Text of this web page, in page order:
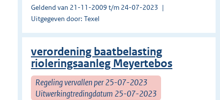
Geldend van 21-11-2009 t/m 24-07-2023
Uitgegeven door: Texel
verordening baatbelasting
rioleringsaanleg Meyertebos
Regeling vervallen per 25-07-2023
Uitwerkingtredingdatum 25-07-2023